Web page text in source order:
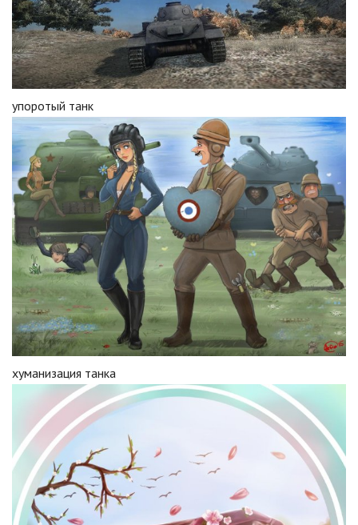
упоротый танк
хуманизация танка